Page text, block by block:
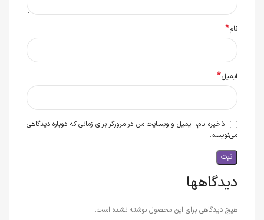
دیدگاهها
هیچ دیدگاهی برای این محصول نوشته نشده است.
نام*
ایمیل*
ذخیره نام، ایمیل و وبسایت من در مرورگر برای زمانی که دوباره دیدگاهی
می‌نویسم.